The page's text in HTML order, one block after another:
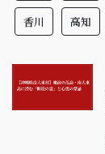
香川 高知